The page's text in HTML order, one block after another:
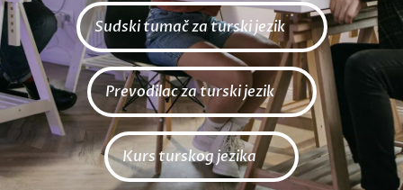
Sudski tumač za turski jezik
Prevodilac za turski jezik
Kurs turskog jezika